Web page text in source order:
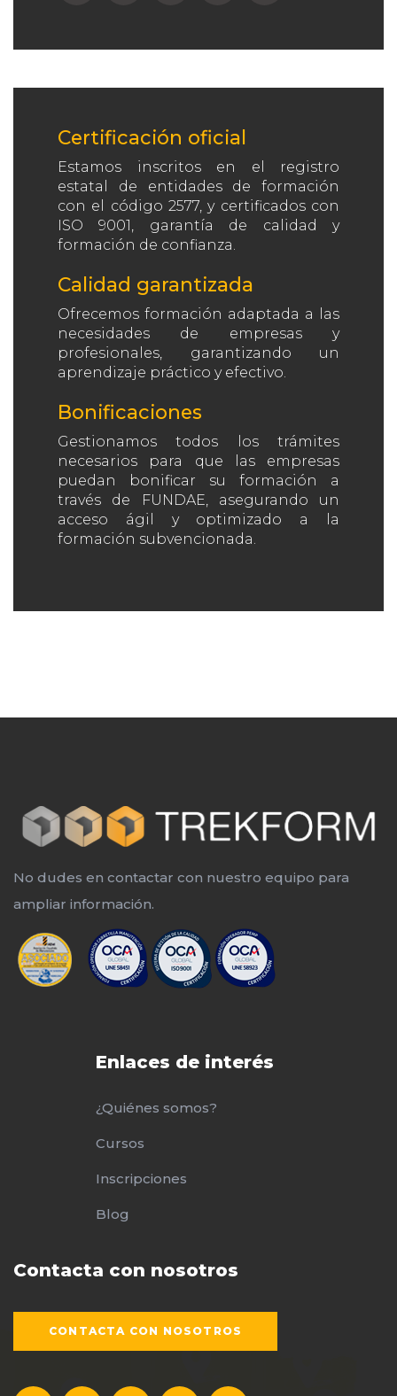
Certificación oficial
Estamos inscritos en el registro
estatal de entidades de formación
con el código 2577, y certificados con
ISO 9001, garantía de calidad y
formación de confianza.
Calidad garantizada
Ofrecemos formación adaptada a las
necesidades de empresas y
profesionales, garantizando un
aprendizaje práctico y efectivo.
Bonificaciones
Gestionamos todos los trámites
necesarios para que las empresas
puedan bonificar su formación a
través de FUNDAE, asegurando un
acceso ágil y optimizado a la
formación subvencionada.
No dudes en contactar con nuestro equipo para
ampliar información.
Enlaces de interés
¿Quiénes somos?
Cursos
Inscripciones
Blog
Contacta con nosotros
CONTACTA CON NOSOTROS